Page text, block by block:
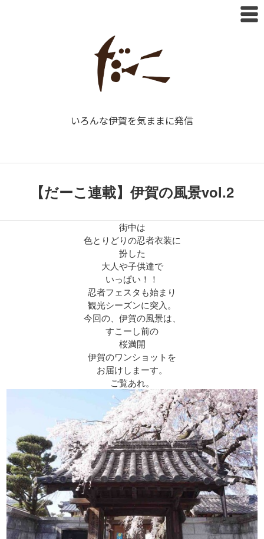
いろんな伊賀を気ままに発信
【だーこ連載】伊賀の風景vol.2
街中は
色とりどりの忍者衣装に
扮した
大人や子供達で
いっぱい！！
忍者フェスタも始まり
観光シーズンに突入。
今回の、伊賀の風景は、
すこーし前の
桜満開
伊賀のワンショットを
お届けしまーす。
ご覧あれ。